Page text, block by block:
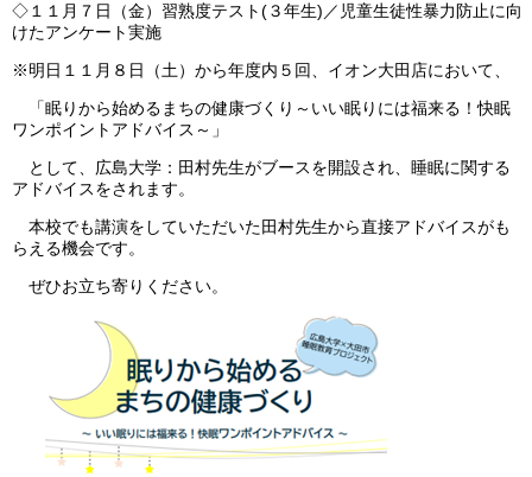
◇１１月７日（金）習熟度テスト(３年生)／児童生徒性暴力防止に向
けたアンケート実施
※明日１１月８日（土）から年度内５回、イオン大田店において、
「眠りから始めるまちの健康づくり～いい眠りには福来る！快眠
ワンポイントアドバイス～」
として、広島大学：田村先生がブースを開設され、睡眠に関する
アドバイスをされます。
本校でも講演をしていただいた田村先生から直接アドバイスがも
らえる機会です。
ぜひお立ち寄りください。